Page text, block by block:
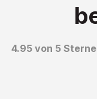
4.95 von 5